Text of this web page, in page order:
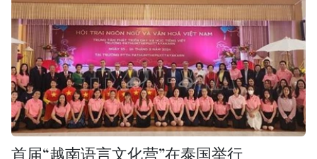
首届“越南语言文化营”在泰国举行